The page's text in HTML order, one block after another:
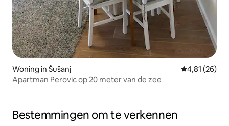
Woning in Šušanj Gemiddelde
4,81 (26)
Apartman Perovic op 20 meter van de zee
Bestemmingen om te verkennen